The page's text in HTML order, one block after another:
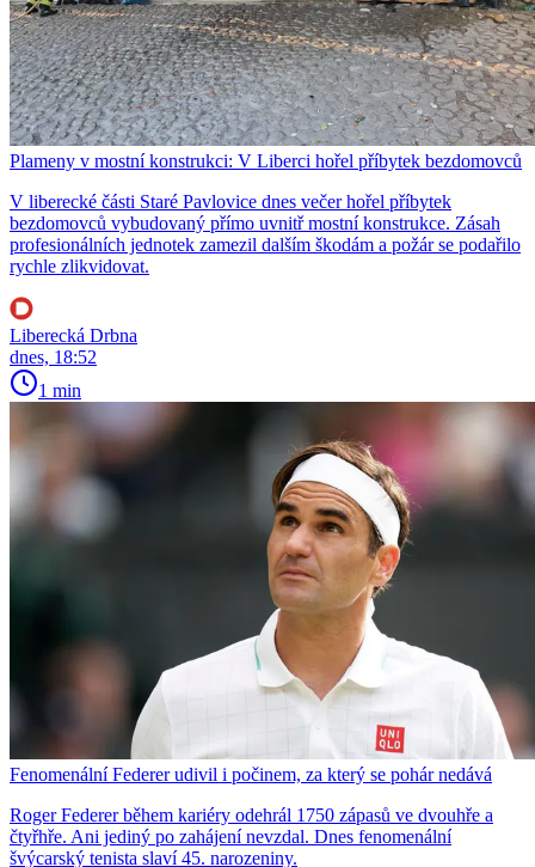
Plameny v mostní konstrukci: V Liberci hořel příbytek bezdomovců
V liberecké části Staré Pavlovice dnes večer hořel příbytek
bezdomovců vybudovaný přímo uvnitř mostní konstrukce. Zásah
profesionálních jednotek zamezil dalším škodám a požár se podařilo
rychle zlikvidovat.
Liberecká Drbna
dnes, 18:52
1 min
Fenomenální Federer udivil i počinem, za který se pohár nedává
Roger Federer během kariéry odehrál 1750 zápasů ve dvouhře a
čtyřhře. Ani jediný po zahájení nevzdal. Dnes fenomenální
švýcarský tenista slaví 45. narozeniny.